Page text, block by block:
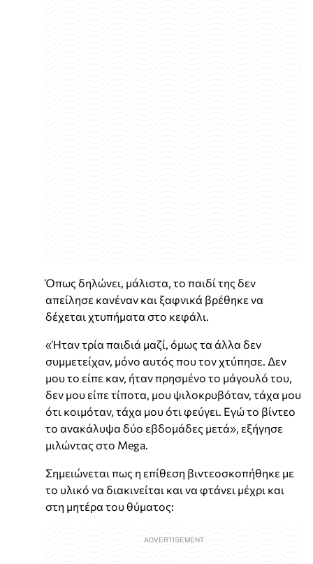
Όπως δηλώνει, μάλιστα, το παιδί της δεν
απείλησε κανέναν και ξαφνικά βρέθηκε να
δέχεται χτυπήματα στο κεφάλι.
«Ήταν τρία παιδιά μαζί, όμως τα άλλα δεν
συμμετείχαν, μόνο αυτός που τον χτύπησε. Δεν
μου το είπε καν, ήταν πρησμένο το μάγουλό του,
δεν μου είπε τίποτα, μου ψιλοκρυβόταν, τάχα μου
ότι κοιμόταν, τάχα μου ότι φεύγει. Εγώ το βίντεο
το ανακάλυψα δύο εβδομάδες μετά», εξήγησε
μιλώντας στο Mega.
Σημειώνεται πως η επίθεση βιντεοσκοπήθηκε με
το υλικό να διακινείται και να φτάνει μέχρι και
στη μητέρα του θύματος: